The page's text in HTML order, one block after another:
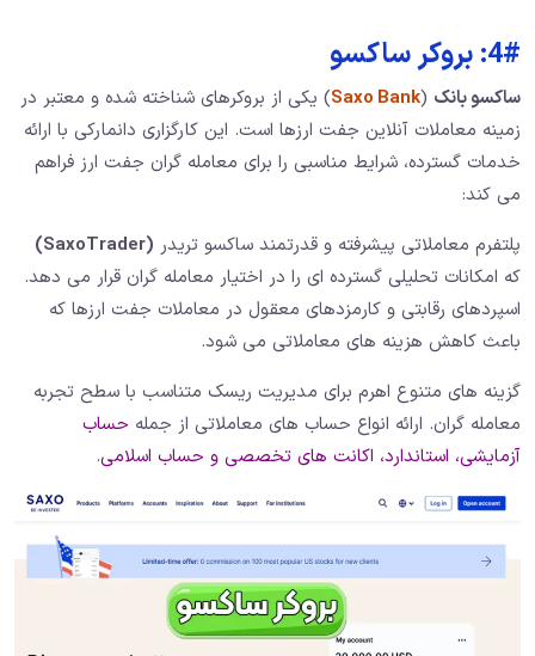
4#: بروکر ساکسو
ساکسو بانک (
Saxo Bank) یکی از بروکرهای شناخته شده و معتبر در
زمینه معاملات آنلاین جفت ارزها است. این کارگزاری دانمارکی با ارائه
خدمات گسترده، شرایط مناسبی را برای معامله گران جفت ارز فراهم
می کند:
پلتفرم معاملاتی پیشرفته و قدرتمند ساکسو تریدر (SaxoTrader)
که امکانات تحلیلی گسترده ای را در اختیار معامله گران قرار می دهد.
اسپردهای رقابتی و کارمزدهای معقول در معاملات جفت ارزها که
باعث کاهش هزینه های معاملاتی می شود.
گزینه های متنوع اهرم برای مدیریت ریسک متناسب با سطح تجربه
معامله گران. ارائه انواع حساب های معاملاتی از جمله حساب
آزمایشی، استاندارد، اکانت های تخصصی و حساب اسلامی.